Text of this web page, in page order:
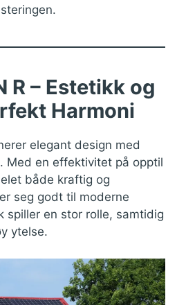
R – Estetikk og
Harmoni
elegant design med
Med en effektivitet på opptil
både kraftig og
seg godt til moderne
spiller en stor rolle, samtidig
ytelse.